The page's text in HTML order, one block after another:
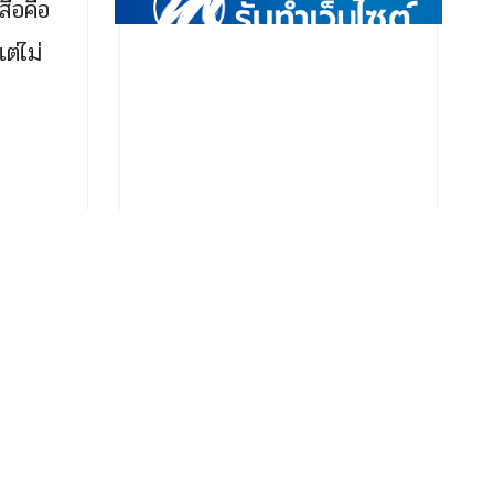
อคือ
ไม่